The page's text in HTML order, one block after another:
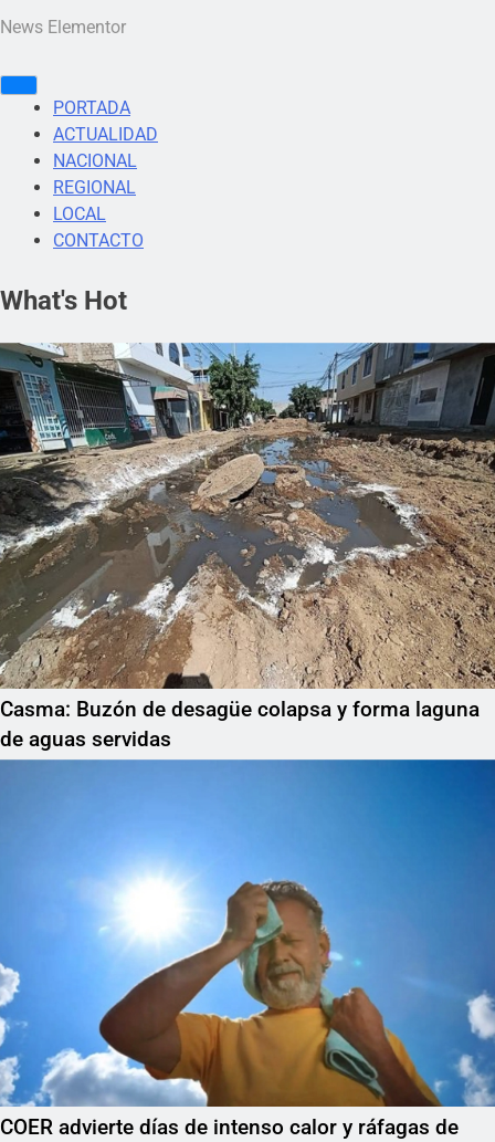
News Elementor
PORTADA
ACTUALIDAD
NACIONAL
REGIONAL
LOCAL
CONTACTO
What's Hot
Casma: Buzón de desagüe colapsa y forma laguna
de aguas servidas
COER advierte días de intenso calor y ráfagas de